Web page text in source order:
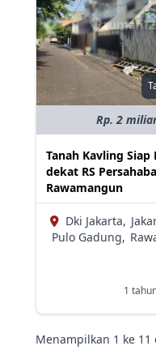
Rp. 2
Tanah Kavling Siap
dekat RS
Rawamangun
Dki Jakarta,
Pulo Gadung,
1
Menampilkan 1 ke 11